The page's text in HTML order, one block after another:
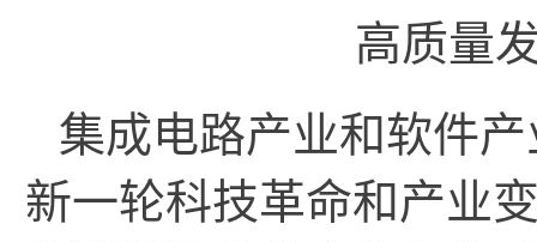
高质量
集成电路产业和软件
新一轮科技革命和产业